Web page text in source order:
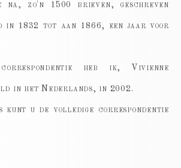
na, zo'n 1500 brieven, geschreven
in 1832 tot aan 1866, een jaar voor
heb ik, Vivienne
in het Nederlands, in 2002.
kunt u de volledige correspondentie